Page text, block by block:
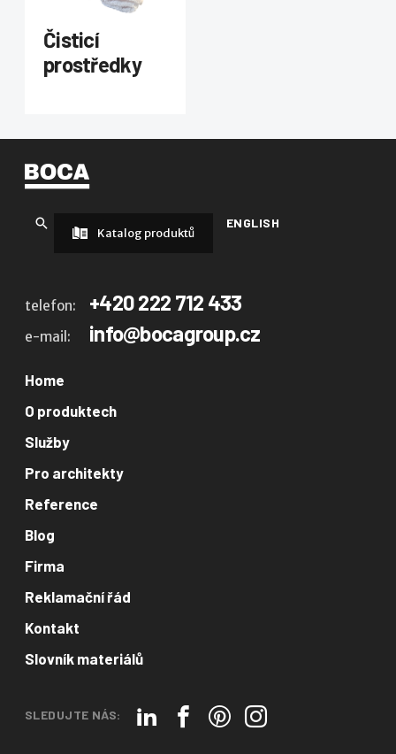
Čisticí
prostředky
ENGLISH
Katalog produktů
telefon: +420 222 712 433
e-mail: info@bocagroup.cz
Home
O produktech
Služby
Pro architekty
Reference
Blog
Firma
Reklamační řád
Kontakt
Slovník materiálů
SLEDUJTE NÁS: